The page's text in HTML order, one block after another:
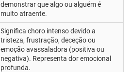
demonstrar que algo ou alguém é
muito atraente.
Significa choro intenso devido a
tristeza, frustração, deceção ou
emoção avassaladora (positiva ou
negativa). Representa dor emocional
profunda.